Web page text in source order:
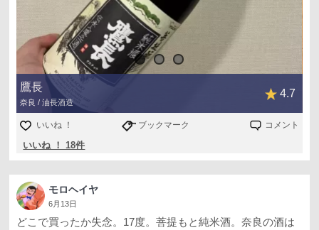
鷹長
奈良 / 油長酒造
4.7
いいね ！ ブックマーク コメント
いいね ！ 18件
モロヘイヤ
6月13日
どこで買ったか失念。17度。菩提もと純米酒。奈良の酒は